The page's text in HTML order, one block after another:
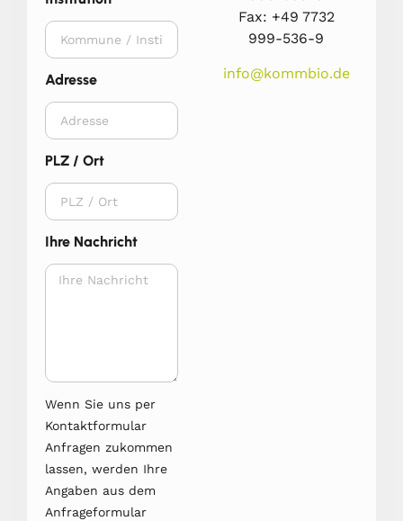
Adresse
PLZ / Ort
Ihre Nachricht
Wenn Sie uns per
Kontaktformular
Anfragen zukommen
lassen, werden Ihre
Angaben aus dem
Anfrageformular
Fax: +49 7732
999-536-9
info@kommbio.de